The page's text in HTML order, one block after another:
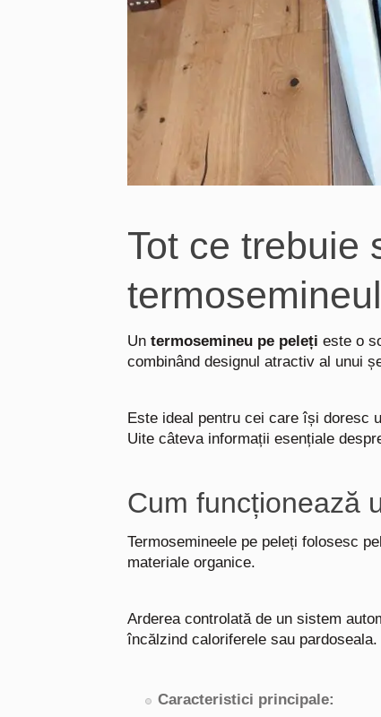
Tot ce trebuie
Un termosemineu pe peleți este o
combinând designul atractiv al unui
Este ideal pentru cei care își doresc
Uite câteva informații esențiale
Cum funcționează
Termosemineele pe peleți folosesc
materiale organice.
Arderea controlată de un sistem
încălzind caloriferele sau pardoseala.
Caracteristici principale: